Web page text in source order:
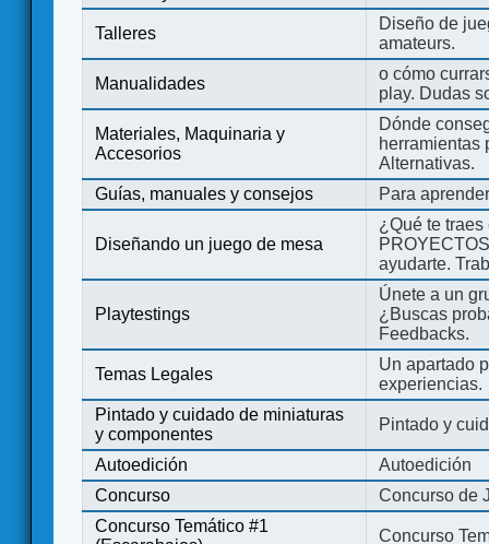
Talleres
Diseño de
amateurs.
Manualidades
o cómo
play. Dudas
Materiales, Maquinaria y
Accesorios
Dónde
herramientas
Alternativas.
Guías, manuales y consejos
Para
Diseñando un juego de mesa
¿Qué te
ayudarte.
Playtestings
Únete a un
¿Buscas
Feedbacks.
Temas Legales
Un apartado
experiencias.
Pintado y cuidado de miniaturas
y componentes
Pintado y
Autoedición
Autoedición
Concurso
Concurso de
Concurso Temático #1
Concurso